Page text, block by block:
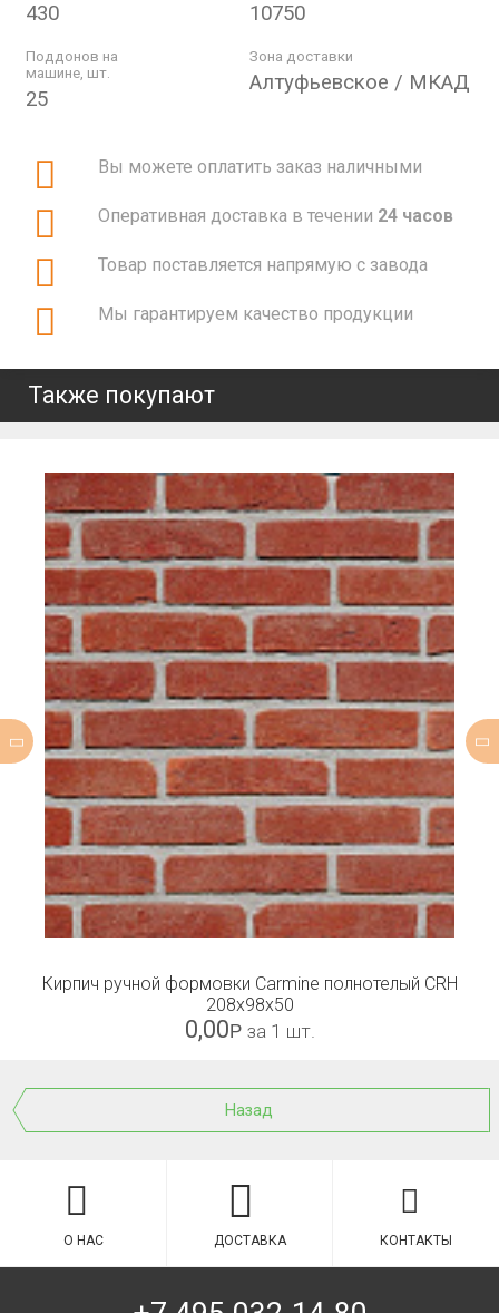
430 10750
Поддонов на
машине, шт.
25
Зона доставки
Алтуфьевское / МКАД
Вы можете оплатить заказ наличными
Оперативная доставка в течении 24 часов
Товар поставляется напрямую с завода
Мы гарантируем качество продукции
Также покупают
Кирпич ручной формовки Carmine полнотелый CRH
208x98x50
0,00Р за 1 шт.
Назад
О НАС ДОСТАВКА КОНТАКТЫ